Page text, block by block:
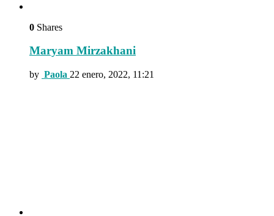
0 Shares
Maryam Mirzakhani
by Paola 22 enero, 2022, 11:21